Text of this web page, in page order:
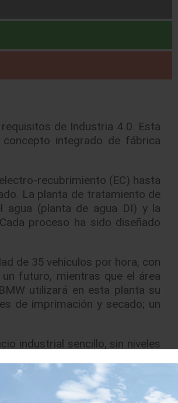
de Industria 4.0. Esta
integrado de fábrica
recubrimiento (EC) hasta
La planta de tratamiento de
agua (planta de agua DI) y la
proceso ha sido diseñado
de 35 vehículos por hora, con
futuro, mientras que el área
utilizará en esta planta su
de imprimación y secado; un
industrial sencillo, sin niveles
ofrece la ventaja de
con un taller de pintura de